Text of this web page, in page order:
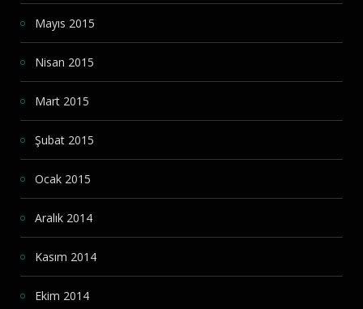
Mayıs 2015
Nisan 2015
Mart 2015
Şubat 2015
Ocak 2015
Aralık 2014
Kasım 2014
Ekim 2014